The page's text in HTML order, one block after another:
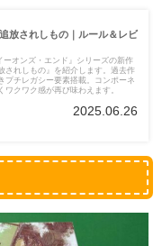
放されしもの｜ルール＆レビ
ーオンズ・エンド』シリーズの新作
されしもの』を紹介します。過去作
プチレガシー要素搭載。コンポーネ
ワクワク感が再び味わえます。
2025.06.26